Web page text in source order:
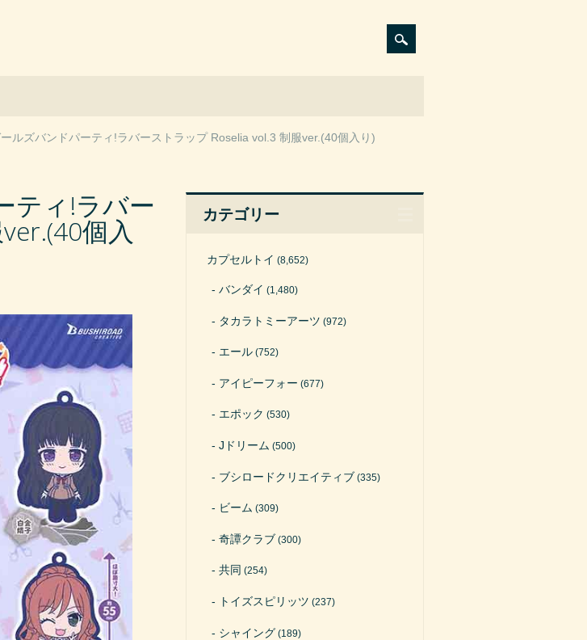
ルズバンドパーティ!ラバーストラップ Roselia vol.3 制服ver.(40個入り)
ティ!ラバー
個入 カテゴリー
カプセルトイ (8,652)
バンダイ (1,480)
タカラトミーアーツ (972)
エール (752)
アイピーフォー (677)
エポック (530)
Jドリーム (500)
ブシロードクリエイティブ (335)
ビーム (309)
奇譚クラブ (300)
共同 (254)
トイズスピリッツ (237)
シャイング (189)